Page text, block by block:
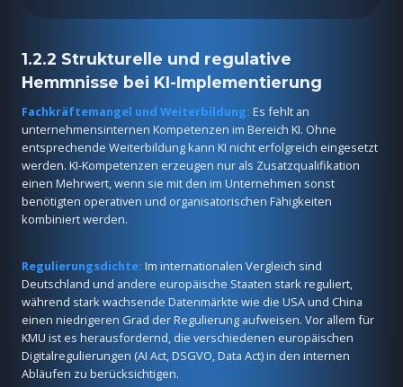
1.2.2 Strukturelle und regulative
Hemmnisse bei KI-Implementierung
Fachkräftemangel und Weiterbildung: Es fehlt an
unternehmensinternen Kompetenzen im Bereich KI. Ohne
entsprechende Weiterbildung kann KI nicht erfolgreich eingesetzt
werden. KI-Kompetenzen erzeugen nur als Zusatzqualifikation
einen Mehrwert, wenn sie mit den im Unternehmen sonst
benötigten operativen und organisatorischen Fähigkeiten
kombiniert werden.
Regulierungsdichte: Im internationalen Vergleich sind
Deutschland und andere europäische Staaten stark reguliert,
während stark wachsende Datenmärkte wie die USA und China
einen niedrigeren Grad der Regulierung aufweisen. Vor allem für
KMU ist es herausfordernd, die verschiedenen europäischen
Digitalregulierungen (AI Act, DSGVO, Data Act) in den internen
Abläufen zu berücksichtigen.